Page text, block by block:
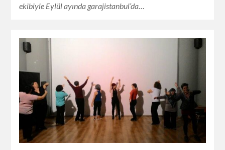
ekibiyle Eylül ayında garajistanbul’da…